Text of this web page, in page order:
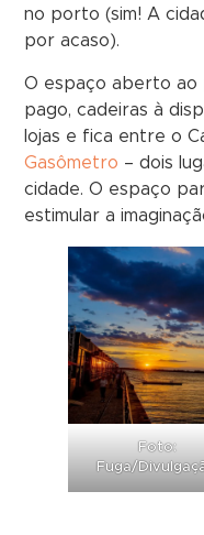
no porto (sim! A
por acaso).
O espaço aberto ao
pago, cadeiras à
lojas e fica entre o
Gasômetro – dois
cidade. O espaço
estimular a
Foto:
Fuga/